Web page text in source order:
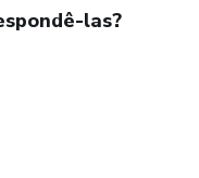
las?